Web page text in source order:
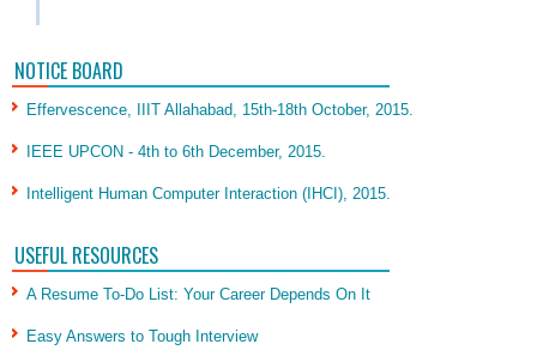
NOTICE BOARD
Effervescence, IIIT Allahabad, 15th-18th October, 2015.
IEEE UPCON - 4th to 6th December, 2015.
Intelligent Human Computer Interaction (IHCI), 2015.
USEFUL RESOURCES
A Resume To-Do List: Your Career Depends On It
Easy Answers to Tough Interview